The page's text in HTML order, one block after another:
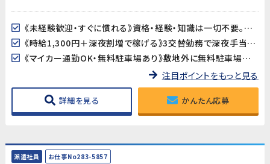
《未経験歓迎・すぐに慣れる》資格・経験・知識は一切不要。作業習得期間は約2週間で、ライン作業に慣れていない方もスムーズにスタートできます。
《時給1,300円＋深夜割増で稼げる》3交替勤務で深夜手当も加算。月収25万円以上を目指せます。
《マイカー通勤OK・無料駐車場あり》敷地外に無料駐車場を完備。バイク・自転車でも通勤できます。
注目ポイントをもっと見る
詳細を見る かんたん応募
派遣社員 お仕事No283-5857